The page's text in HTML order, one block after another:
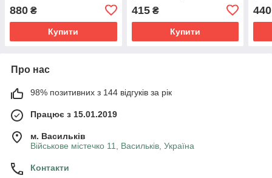
880 ₴
Купити
415₴
Купити
440
Про нас
98% позитивних з 144 відгуків за рік
Працює з 15.01.2019
м. Васильків
Військове містечко 11, Васильків, Україна
Контакти